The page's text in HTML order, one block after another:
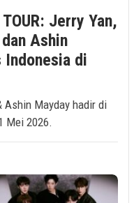
Jerry Yan,
Ashin
Indonesia di
Ashin Mayday hadir di
Mei 2026.